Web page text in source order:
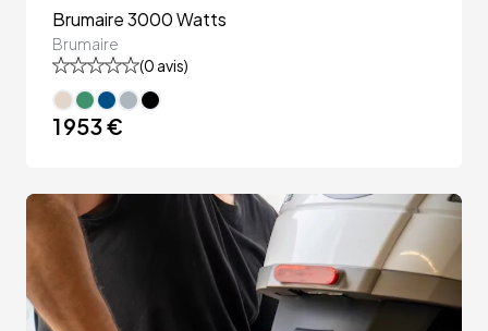
Brumaire 3000 Watts
Brumaire
(0 avis)
1 953 €